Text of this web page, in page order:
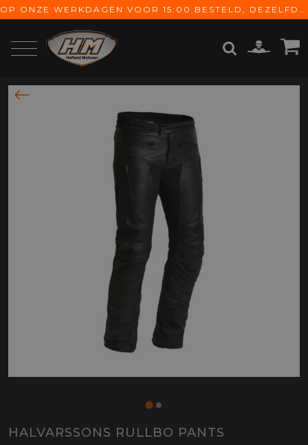
OP ONZE WERKDAGEN VOOR 15:00 BESTELD, DEZELFDE DAG VERZONDEN! GRATIS VERZENDING VANAF € 65,-
HALVARSSONS RULLBO PANTS